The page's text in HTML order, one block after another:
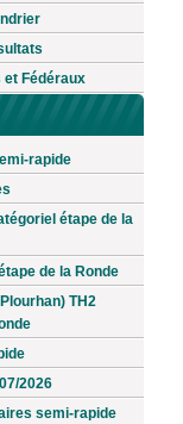
et Fédéraux
rapide
étape de la
de la Ronde
TH2
2026
semi-rapide